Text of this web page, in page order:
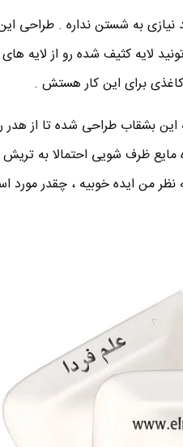
نیازی به شستن نداره . طراحی
لایه کثیف شده رو از لایه های
این بشقاب طراحی شده تا از
ظرف شویی احتمالا به تریش
من ایده خوبیه ، چقدر مورد